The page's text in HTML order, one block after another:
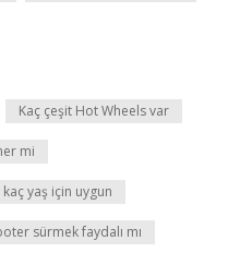
Kaç çeşit Hot Wheels var
mi
yaş için uygun
sürmek faydalı mı